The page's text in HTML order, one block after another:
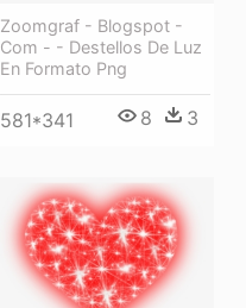
Zoomgraf - Blogspot -
Com - - Destellos De Luz
En Formato Png
581*341 8 3